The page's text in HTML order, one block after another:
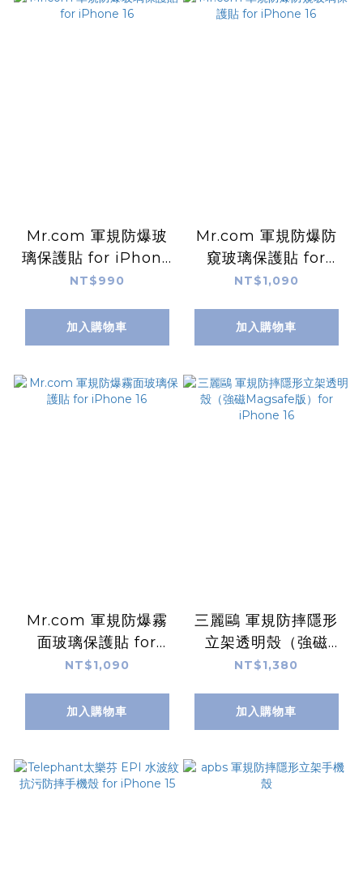
Mr.com 軍規防爆玻
璃保護貼 for iPhone
16
NT$990
加入購物車
Mr.com 軍規防爆防
窺玻璃保護貼 for
iPhone 16
NT$1,090
加入購物車
Mr.com 軍規防爆霧
面玻璃保護貼 for
iPhone 16
NT$1,090
加入購物車
三麗鷗 軍規防摔隱形
立架透明殼（強磁
Magsafe版）for
NT$1,380
加入購物車